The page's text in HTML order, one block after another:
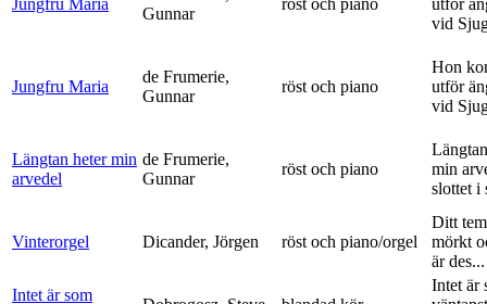
Gunnar
vid
Jungfru Maria
de Frumerie,
Gunnar
röst och piano
Hon
utför
vid
Längtan heter min
arvedel
de Frumerie,
Gunnar
röst och piano
min
slottet i
Vinterorgel Dicander, Jörgen röst och piano/orgel
Ditt
mörkt
är des...
Intet är som
Intet är